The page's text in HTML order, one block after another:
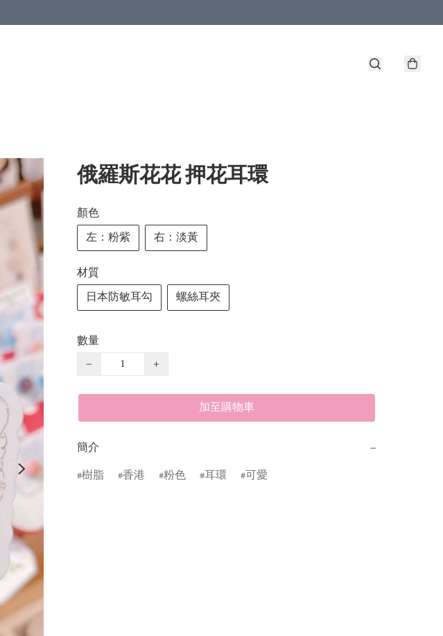
俄羅斯花花 押花耳環
顏色
左：粉紫
右：淡黃
材質
日本防敏耳勾
螺絲耳夾
數量
−
+
加至購物車
簡介
−
樹脂
香港 粉色 耳環 可愛